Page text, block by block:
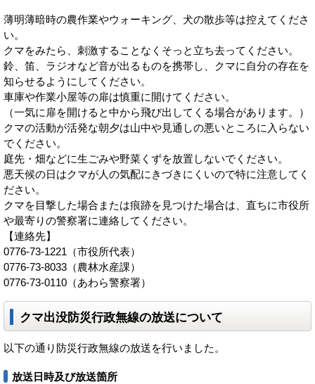
薄明薄暗時の農作業やウォーキング、犬の散歩等は控えてくださ
い。
クマをみたら、刺激することなくそっと立ち去ってください。
鈴、笛、ラジオなど音が出るものを携帯し、クマに自分の存在を
知らせるようにしてください。
車庫や作業小屋等の扉は慎重に開けてください。
（一気に扉を開けると中から飛び出してくる場合があります。）
クマの活動が活発な朝夕は山中や見通しの悪いところに入らない
でください。
庭先・畑などに生ごみや野菜くずを放置しないでください。
悪天候の日はクマが人の気配にきづきにくいので特に注意してく
ださい。
クマを目撃した場合または痕跡を見つけた場合は、直ちに市役所
や最寄りの警察署に連絡してください。
【連絡先】
0776-73-1221（市役所代表）
0776-73-8033（農林水産課）
0776-73-0110（あわら警察署）
クマ出没防災行政無線の放送について
以下の通り防災行政無線の放送を行いました。
放送日時及び放送箇所